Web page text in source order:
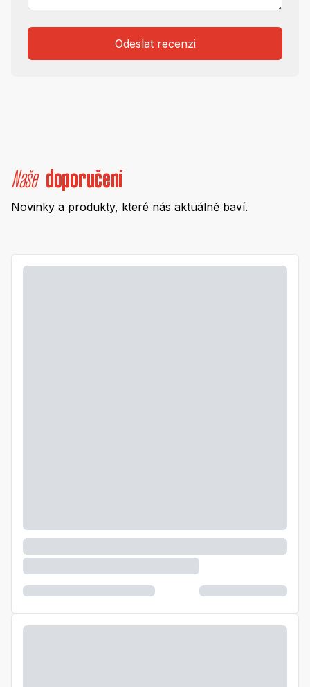
Odeslat recenzi
Naše doporučení
Novinky a produkty, které nás aktuálně baví.